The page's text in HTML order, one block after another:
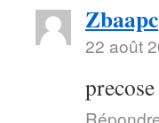
Zbaapc
22 août